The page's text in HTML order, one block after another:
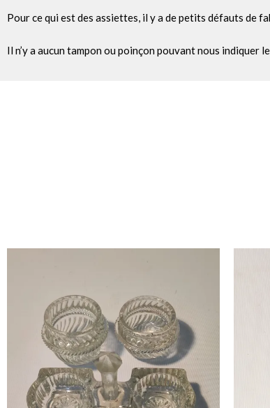
Pour ce qui est des assiettes, il y a de petits défauts de
Il n’y a aucun tampon ou poinçon pouvant nous indiquer